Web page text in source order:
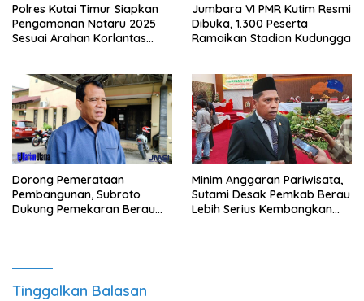
Polres Kutai Timur Siapkan
Pengamanan Nataru 2025
Sesuai Arahan Korlantas
Jumbara VI PMR Kutim Resmi
Dibuka, 1.300 Peserta
Ramaikan Stadion Kudungga
Dorong Pemerataan
Pembangunan, Subroto
Dukung Pemekaran Berau
Minim Anggaran Pariwisata,
Sutami Desak Pemkab Berau
Lebih Serius Kembangkan
Tinggalkan Balasan